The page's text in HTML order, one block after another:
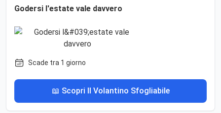
Godersi l'estate vale davvero
Scade tra 1 giorno
📖 Scopri Il Volantino Sfogliabile